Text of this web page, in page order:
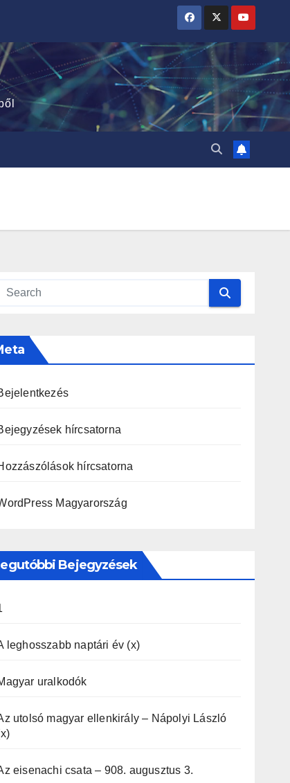
hírcsatorna
hírcsatorna
Magyarország
Bejegyzések
leghosszabb naptári év (x)
uralkodók
utolsó magyar ellenkirály – Nápolyi László
eisenachi csata – 908. augusztus 3.